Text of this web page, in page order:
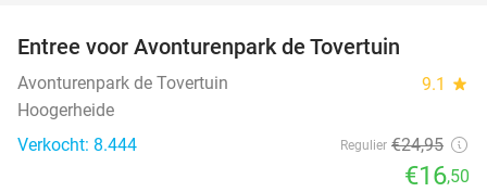
Entree voor Avonturenpark de Tovertuin
Avonturenpark de Tovertuin 9.1 star
Hoogerheide
Verkocht: 8.444
Regulier €24,95
€16,50